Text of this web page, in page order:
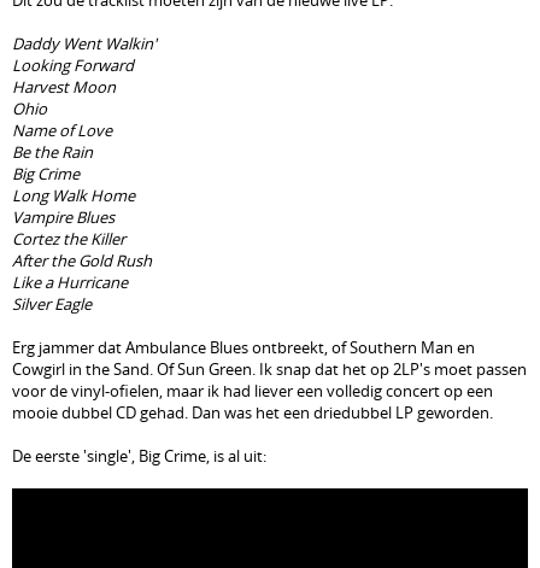
Daddy Went Walkin'
Looking Forward
Harvest Moon
Ohio
Name of Love
Be the Rain
Big Crime
Long Walk Home
Vampire Blues
Cortez the Killer
After the Gold Rush
Like a Hurricane
Silver Eagle
Erg jammer dat Ambulance Blues ontbreekt, of Southern Man en
Cowgirl in the Sand. Of Sun Green. Ik snap dat het op 2LP's moet passen
voor de vinyl-ofielen, maar ik had liever een volledig concert op een
mooie dubbel CD gehad. Dan was het een driedubbel LP geworden.
De eerste 'single', Big Crime, is al uit: